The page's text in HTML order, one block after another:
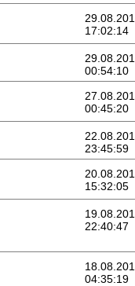
17:02:14
00:54:10
00:45:20
23:45:59
15:32:05
22:40:47
04:35:19